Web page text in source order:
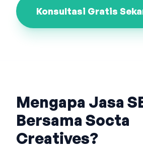
Konsultasi Gratis
Mengapa Jasa
Bersama Socta
Creatives?